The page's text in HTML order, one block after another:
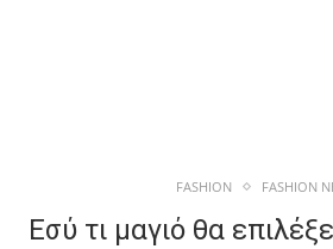
FASHION FASHION
Εσύ τι μαγιό θα